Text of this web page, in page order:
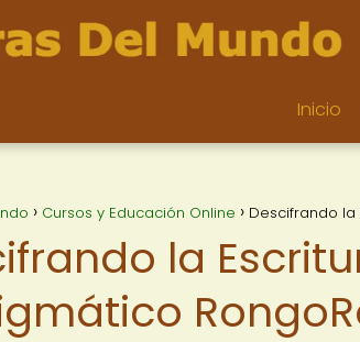
Inicio
Cursos y Educación Online Descifrando la
la